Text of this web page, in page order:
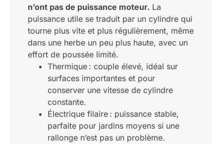
n’ont pas de puissance moteur. La
puissance utile se traduit par un cylindre qui
tourne plus vite et plus régulièrement, même
dans une herbe un peu plus haute, avec un
effort de poussée limité.
Thermique : couple élevé, idéal sur
surfaces importantes et pour
conserver une vitesse de cylindre
constante.
Électrique filaire : puissance stable,
parfaite pour jardins moyens si une
rallonge n’est pas un problème.